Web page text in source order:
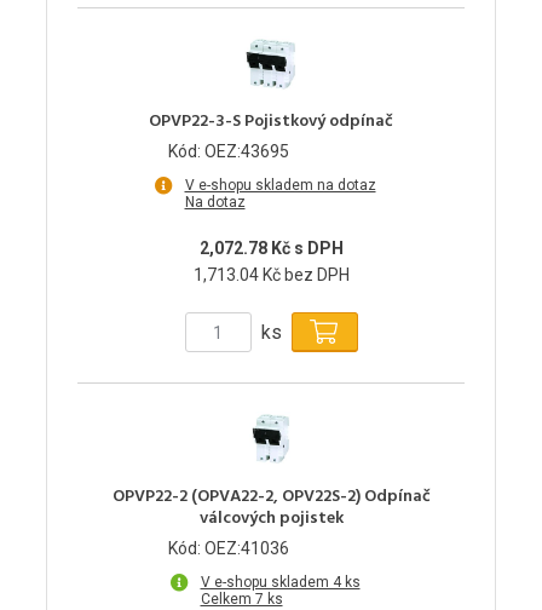
OPVP22-3-S Pojistkový odpínač
Kód: OEZ:43695
V e-shopu skladem na dotaz
Na dotaz
2,072.78 Kč s DPH
1,713.04 Kč bez DPH
ks
OPVP22-2 (OPVA22-2, OPV22S-2) Odpínač
válcových pojistek
Kód: OEZ:41036
V e-shopu skladem 4 ks
Celkem 7 ks